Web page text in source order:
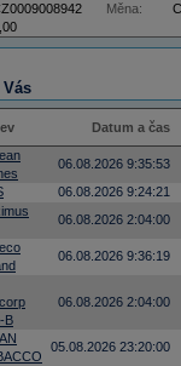
Měna:
Datum a čas
06.08.2026 9:35:53
06.08.2026 9:24:21
06.08.2026 2:04:00
06.08.2026 9:36:19
B
06.08.2026 2:04:00
05.08.2026 23:20:00